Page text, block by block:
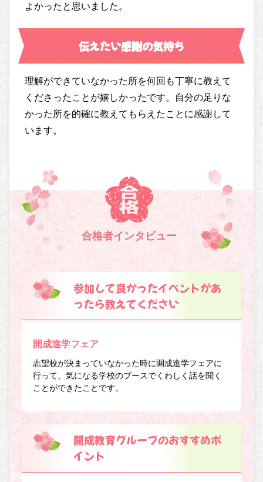
よかったと思いました。
伝えたい感謝の気持ち
理解ができていなかった所を何回も丁寧に教えて
くださったことが嬉しかったです。自分の足りな
かった所を的確に教えてもらえたことに感謝して
います。
合格者インタビュー
参加して良かったイベントがあ
ったら教えてください
開成進学フェア
志望校が決まっていなかった時に開成進学フェアに
行って、気になる学校のブースでくわしく話を聞く
ことができたことです。
開成教育グループのおすすめポ
イント